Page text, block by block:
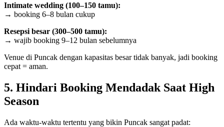
Intimate wedding (100–150 tamu):
→ booking 6–8 bulan cukup
Resepsi besar (300–500 tamu):
→ wajib booking 9–12 bulan sebelumnya
Venue di Puncak dengan kapasitas besar tidak banyak, jadi booking
cepat = aman.
5. Hindari Booking Mendadak Saat High
Season
Ada waktu-waktu tertentu yang bikin Puncak sangat padat: